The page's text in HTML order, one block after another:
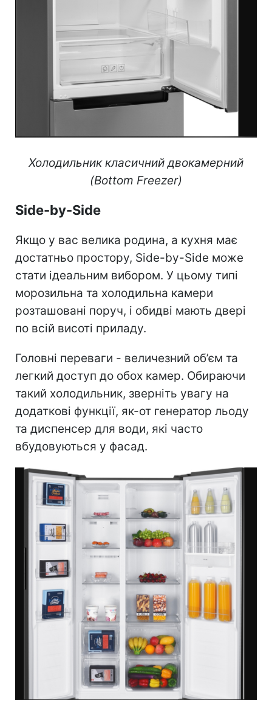
Холодильник класичний двокамерний
(Bottom Freezer)
Side-by-Side
Якщо у вас велика родина, а кухня має
достатньо простору, Side-by-Side може
стати ідеальним вибором. У цьому типі
морозильна та холодильна камери
розташовані поруч, і обидві мають двері
по всій висоті приладу.
Головні переваги - величезний об’єм та
легкий доступ до обох камер. Обираючи
такий холодильник, зверніть увагу на
додаткові функції, як-от генератор льоду
та диспенсер для води, які часто
вбудовуються у фасад.